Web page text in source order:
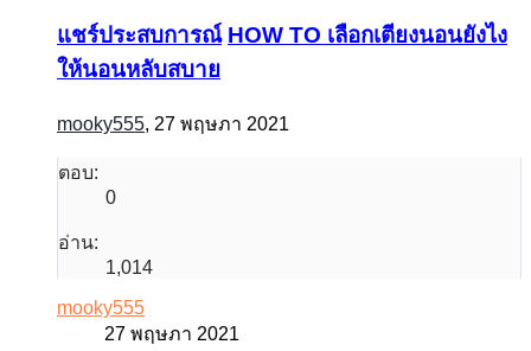
แชร์ประสบการณ์ HOW TO เลือกเตียงนอนยังไง
ให้นอนหลับสบาย
mooky555, 27 พฤษภา 2021
ตอบ:
0
อ่าน:
1,014
mooky555
27 พฤษภา 2021